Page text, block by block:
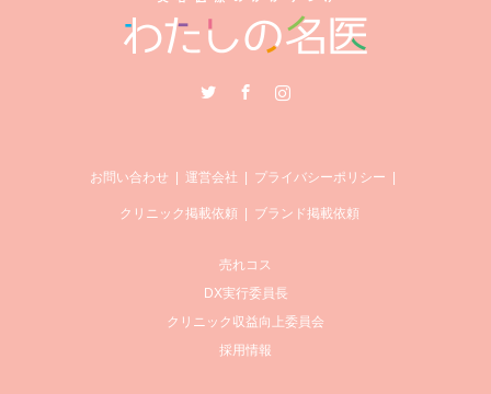
Instagram
お問い合わせ 運営会社 プライバシーポリシー
クリニック掲載依頼 ブランド掲載依頼
売れコス
DX実行委員長
クリニック収益向上委員会
採用情報